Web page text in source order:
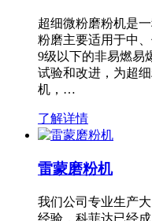
超细微粉磨粉机是
粉磨主要适用于中
9级以下的非易燃易
试验和改进，为超
机，…
了解详情
雷蒙磨粉机
我们公司专业生产
经验，科菲达已经